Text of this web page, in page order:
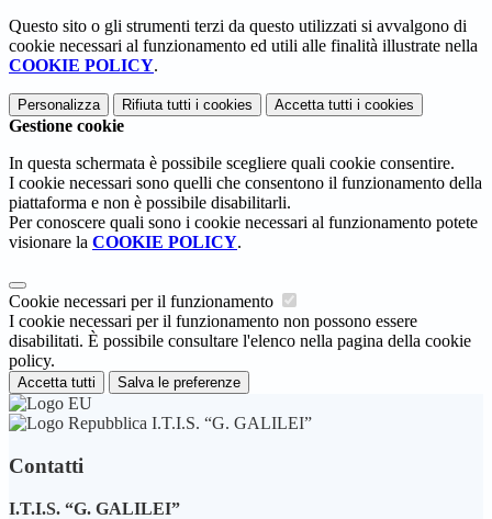
Questo sito o gli strumenti terzi da questo utilizzati si avvalgono di
cookie necessari al funzionamento ed utili alle finalità illustrate nella
COOKIE POLICY.
Personalizza Rifiuta tutti i cookies Accetta tutti i cookies
Gestione cookie
In questa schermata è possibile scegliere quali cookie consentire.
I cookie necessari sono quelli che consentono il funzionamento della
piattaforma e non è possibile disabilitarli.
Per conoscere quali sono i cookie necessari al funzionamento potete
visionare la COOKIE POLICY.
Cookie necessari per il funzionamento
I cookie necessari per il funzionamento non possono essere
disabilitati. È possibile consultare l'elenco nella pagina della cookie
policy.
Accetta tutti Salva le preferenze
I.T.I.S. “G. GALILEI”
Contatti
I.T.I.S. “G. GALILEI”